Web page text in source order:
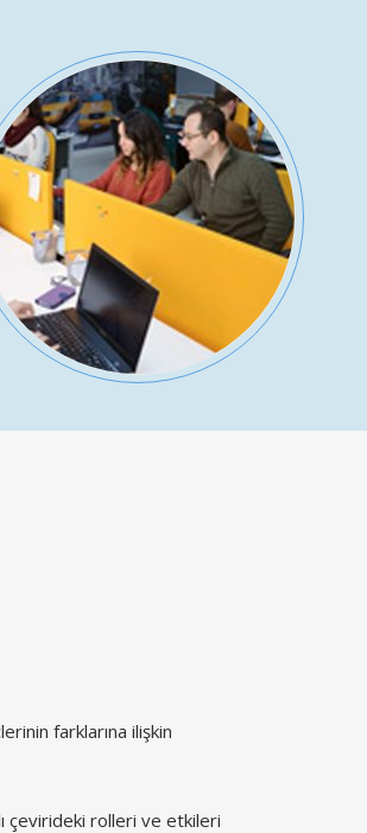
farklarına ilişkin
çevirideki rolleri ve etkileri